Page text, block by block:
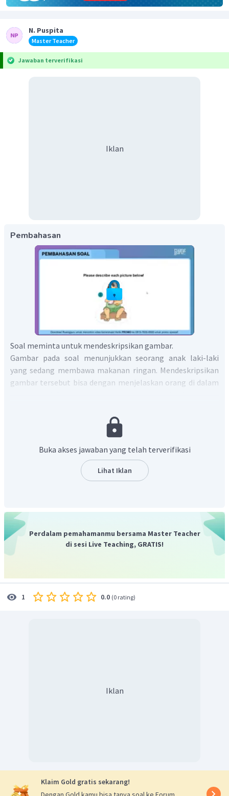
N. Puspita
Master Teacher
Jawaban terverifikasi
Iklan
Pembahasan
Soal meminta untuk mendeskripsikan gambar.
Gambar pada soal menunjukkan seorang anak laki-laki
yang sedang membawa makanan ringan. Mendeskripsikan
gambar tersebut bisa dengan menjelaskan orang di dalam
Apabila ditulis dalam Bahasa Indonesia maka kalimatnya
bisa menjadi "Ini adalah adik laki-lakiku. Dia ceria. Dia
Kalimat tersebut apabila diterjemahkan kedalam Bahasa
Inggris maka akan menjadi"This is my brother. He is cheerful.
cheerful. He is bringing snack."
Buka akses jawaban yang telah terverifikasi
Lihat Iklan
Perdalam pemahamanmu bersama Master Teacher
di sesi Live Teaching, GRATIS!
1 0.0 (0 rating)
Iklan
Klaim Gold gratis sekarang!